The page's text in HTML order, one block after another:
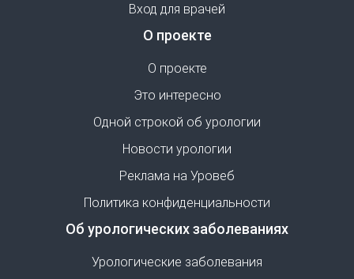
Вход для врачей
О проекте
О проекте
Это интересно
Одной строкой об урологии
Новости урологии
Реклама на Уровеб
Политика конфиденциальности
Об урологических заболеваниях
Урологические заболевания